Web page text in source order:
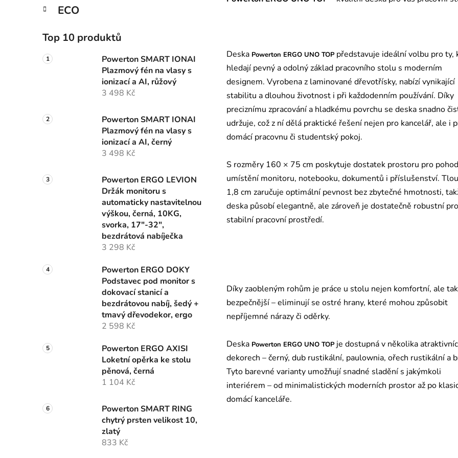
ECO
Top 10 produktů
Powerton SMART IONAI
Plazmový fén na vlasy s
ionizací a AI, růžový
3 498 Kč
Powerton SMART IONAI
Plazmový fén na vlasy s
ionizací a AI, černý
3 498 Kč
Powerton ERGO LEVION
Držák monitoru s
automaticky nastavitelnou
výškou, černá, 10KG,
svorka, 17"-32",
bezdrátová nabíječka
3 298 Kč
Powerton ERGO DOKY
Podstavec pod monitor s
dokovací stanicí a
bezdrátovou nabíj, šedý +
tmavý dřevodekor, ergo
2 598 Kč
Powerton ERGO AXISI
Loketní opěrka ke stolu
pěnová, černá
1 104 Kč
Powerton SMART RING
chytrý prsten velikost 10,
zlatý
833 Kč
Deska Powerton ERGO UNO TOP představuje ideální volbu pro ty,
hledají pevný a odolný základ pracovního stolu s moderním
designem. Vyrobena z laminované dřevotřísky, nabízí vynikající
stabilitu a dlouhou životnost i při každodenním používání. Díky
preciznímu zpracování a hladkému povrchu se deska snadno
udržuje, což z ní dělá praktické řešení nejen pro kancelář, ale i
domácí pracovnu či studentský pokoj.
S rozměry 160 × 75 cm poskytuje dostatek prostoru pro
umístění monitoru, notebooku, dokumentů i příslušenství.
1,8 cm zaručuje optimální pevnost bez zbytečné hmotnosti,
deska působí elegantně, ale zároveň je dostatečně robustní pro
stabilní pracovní prostředí.
Díky zaobleným rohům je práce u stolu nejen komfortní, ale
bezpečnější – eliminují se ostré hrany, které mohou způsobit
nepříjemné nárazy či oděrky.
Deska Powerton ERGO UNO TOP je dostupná v několika
dekorech – černý, dub rustikální, paulownia, ořech rustikální a
Tyto barevné varianty umožňují snadné sladění s jakýmkoli
interiérem – od minimalistických moderních prostor až po
domácí kanceláře.